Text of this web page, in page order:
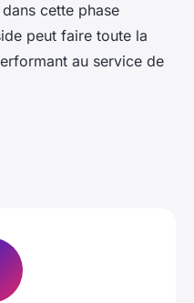
cette phase
peut faire toute la
au service de